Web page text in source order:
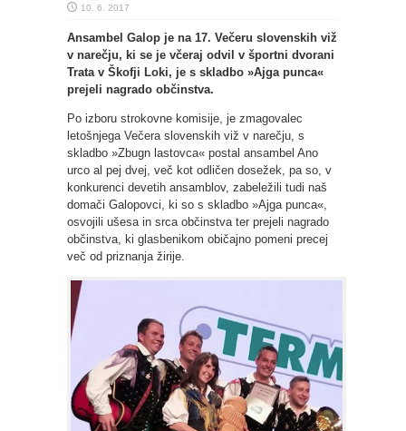
10. 6. 2017
Ansambel Galop je na 17. Večeru slovenskih viž
v narečju, ki se je včeraj odvil v športni dvorani
Trata v Škofji Loki, je s skladbo »Ajga punca«
prejeli nagrado občinstva.
Po izboru strokovne komisije, je zmagovalec
letošnjega Večera slovenskih viž v narečju, s
skladbo »Zbugn lastovca« postal ansambel Ano
urco al pej dvej, več kot odličen dosežek, pa so, v
konkurenci devetih ansamblov, zabeležili tudi naš
domači Galopovci, ki so s skladbo »Ajga punca«,
osvojili ušesa in srca občinstva ter prejeli nagrado
občinstva, ki glasbenikom običajno pomeni precej
več od priznanja žirije.